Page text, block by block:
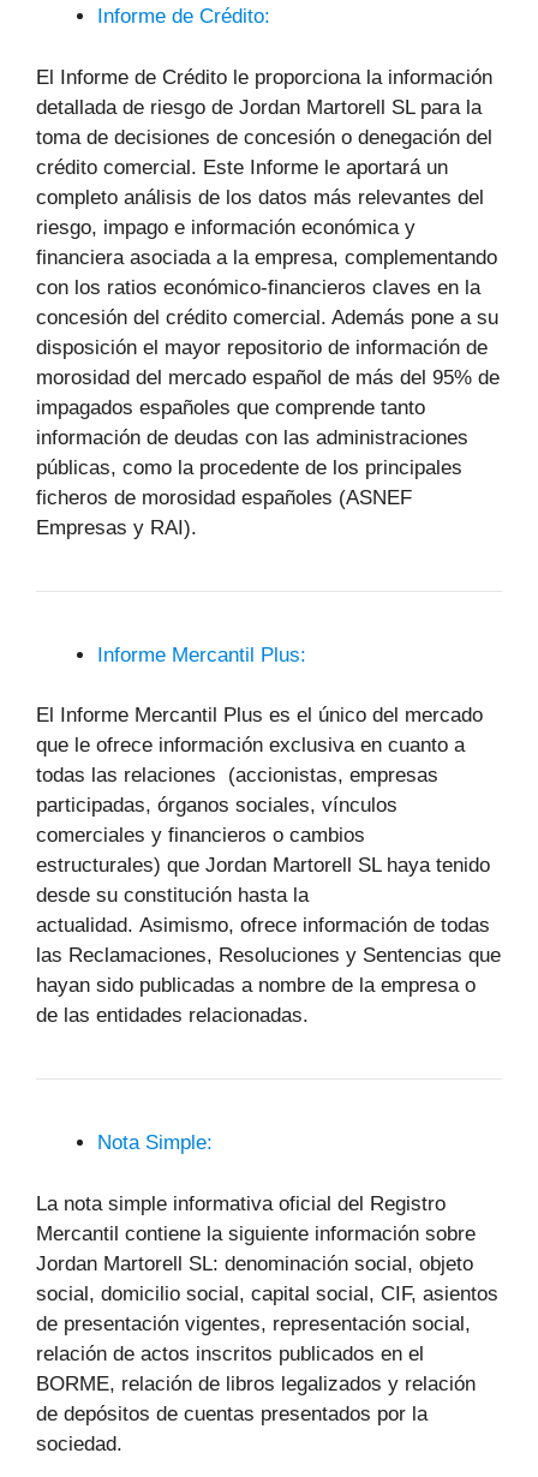
Informe de Crédito:
El Informe de Crédito le proporciona la información
detallada de riesgo de Jordan Martorell SL para la
toma de decisiones de concesión o denegación del
crédito comercial. Este Informe le aportará un
completo análisis de los datos más relevantes del
riesgo, impago e información económica y
financiera asociada a la empresa, complementando
con los ratios económico-financieros claves en la
concesión del crédito comercial. Además pone a su
disposición el mayor repositorio de información de
morosidad del mercado español de más del 95% de
impagados españoles que comprende tanto
información de deudas con las administraciones
públicas, como la procedente de los principales
ficheros de morosidad españoles (ASNEF
Empresas y RAI).
Informe Mercantil Plus:
El Informe Mercantil Plus es el único del mercado
que le ofrece información exclusiva en cuanto a
todas las relaciones (accionistas, empresas
participadas, órganos sociales, vínculos
comerciales y financieros o cambios
estructurales) que Jordan Martorell SL haya tenido
desde su constitución hasta la
actualidad. Asimismo, ofrece información de todas
las Reclamaciones, Resoluciones y Sentencias que
hayan sido publicadas a nombre de la empresa o
de las entidades relacionadas.
Nota Simple:
La nota simple informativa oficial del Registro
Mercantil contiene la siguiente información sobre
Jordan Martorell SL: denominación social, objeto
social, domicilio social, capital social, CIF, asientos
de presentación vigentes, representación social,
relación de actos inscritos publicados en el
BORME, relación de libros legalizados y relación
de depósitos de cuentas presentados por la
sociedad.